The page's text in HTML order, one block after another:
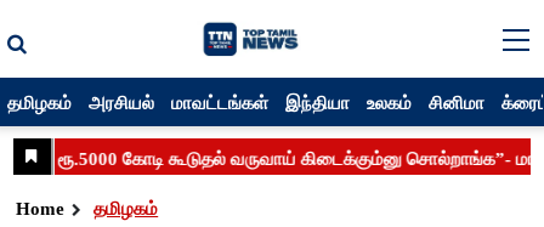
தமிழகம் அரசியல் மாவட்டங்கள் இந்தியா உலகம் சினிமா
Home தமிழகம்